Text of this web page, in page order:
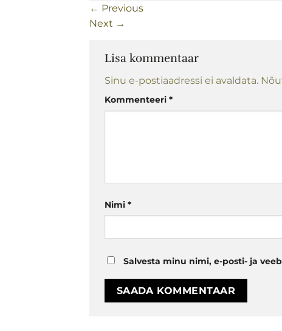
← Previous
Next →
Lisa kommentaar
Sinu e-postiaadressi ei avaldata.
Kommenteeri *
Nimi *
Salvesta minu nimi, e-posti- ja